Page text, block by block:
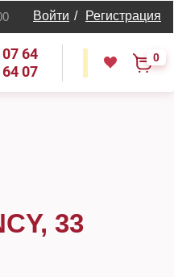
Войти / Регистрация
64
07
0
33